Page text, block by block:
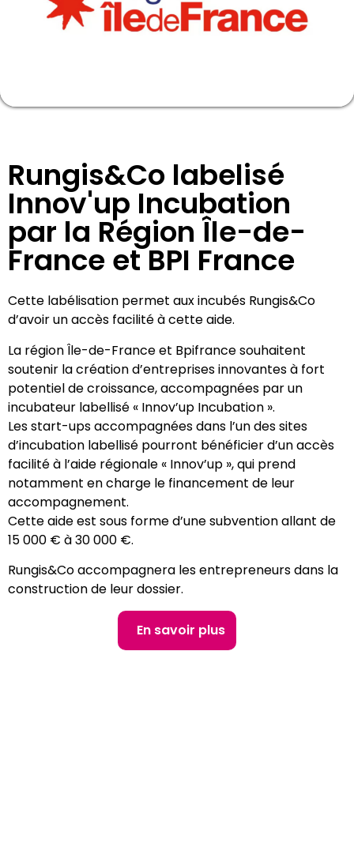
Rungis&Co labelisé
Innov'up Incubation
par la Région Île-de-
France et BPI France
Cette labélisation permet aux incubés Rungis&Co
d’avoir un accès facilité à cette aide.
La région Île-de-France et Bpifrance souhaitent
soutenir la création d’entreprises innovantes à fort
potentiel de croissance, accompagnées par un
incubateur labellisé « Innov’up Incubation ».
Les start-ups accompagnées dans l’un des sites
d’incubation labellisé pourront bénéficier d’un accès
facilité à l’aide régionale « Innov’up », qui prend
notamment en charge le financement de leur
accompagnement.
Cette aide est sous forme d’une subvention allant de
15 000 € à 30 000 €.
Rungis&Co accompagnera les entrepreneurs dans la
construction de leur dossier.
En savoir plus